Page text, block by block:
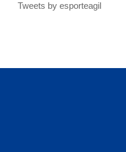
Tweets by esporteagil